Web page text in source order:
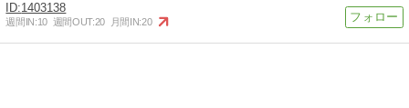
1403138
週間IN:10 週間OUT:20 月間IN:20